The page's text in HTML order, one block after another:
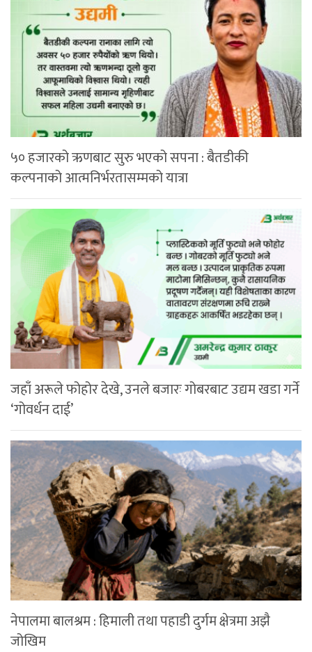
५० हजारको ऋणबाट सुरु भएको सपना : बैतडीकी
कल्पनाको आत्मनिर्भरतासम्मको यात्रा
जहाँ अरूले फोहोर देखे, उनले बजारः गोबरबाट उद्यम खडा गर्ने
‘गोवर्धन दाई’
नेपालमा बालश्रम : हिमाली तथा पहाडी दुर्गम क्षेत्रमा अझै
जोखिम